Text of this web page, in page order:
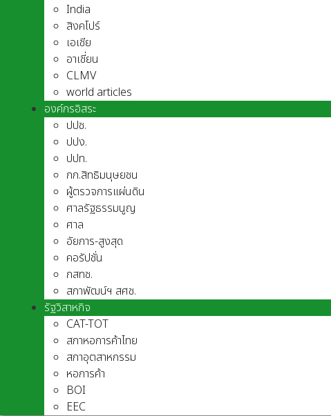
India
สิงคโปร์
เอเชีย
อาเชี่ยน
CLMV
world articles
องค์กรอิสระ
ปปช.
ปปง.
ปปท.
กก.สิทธิมนุษยชน
ผู้ตรวจการแผ่นดิน
ศาลรัฐธรรมนูญ
ศาล
อัยการ-สูงสุด
คอรัปชั่น
กสทช.
สภาพัฒน์ฯ สศช.
รัฐวิสาหกิจ
CAT-TOT
สภาหอการค้าไทย
สภาอุตสาหกรรม
หอการค้า
BOI
EEC